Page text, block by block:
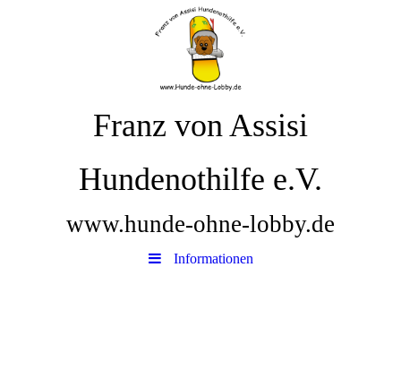
Franz von Assisi
Hundenothilfe e.V.
www.hunde-ohne-lobby.de
Informationen